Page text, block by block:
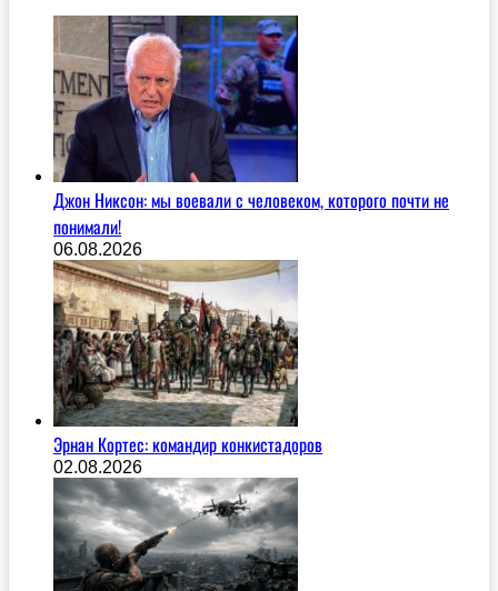
Джон Никсон: мы воевали с человеком, которого почти не
понимали!
06.08.2026
Эрнан Кортес: командир конкистадоров
02.08.2026